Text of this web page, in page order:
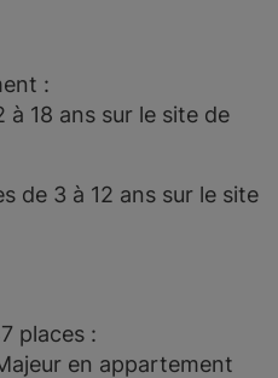
:
à 18 ans sur le site de
de 3 à 12 ans sur le site
places :
en appartement